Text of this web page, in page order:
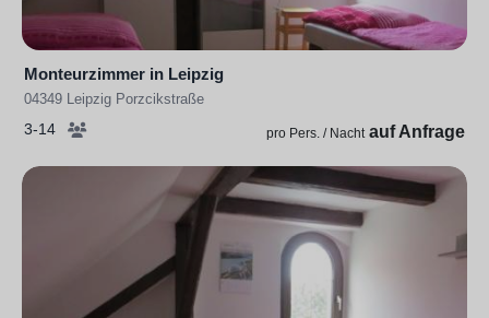
Monteurzimmer in Leipzig
04349 Leipzig Porzcikstraße
3-14 pro Pers. / Nacht auf Anfrage